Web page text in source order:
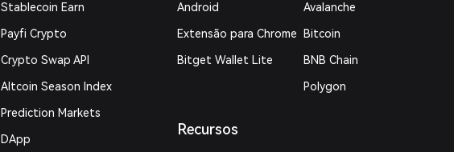
Stablecoin Earn
Payfi Crypto
Crypto Swap API
Altcoin Season Index
Prediction Markets
DApp
Android
Extensão para Chrome
Bitget Wallet Lite
Recursos
Avalanche
Bitcoin
BNB Chain
Polygon